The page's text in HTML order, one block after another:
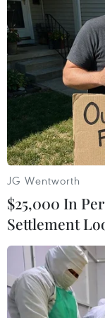
tế./.
#vốn tín dụng
JG Wentworth
$25,000 In
Settlement